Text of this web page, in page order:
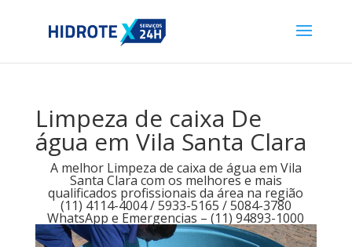
Limpeza de caixa De
água em Vila Santa Clara
A melhor Limpeza de caixa de água em Vila
Santa Clara com os melhores e mais
qualificados profissionais da área na região
(11) 4114-4004 / 5933-5165 / 5084-3780
WhatsApp e Emergencias – (11) 94893-1000